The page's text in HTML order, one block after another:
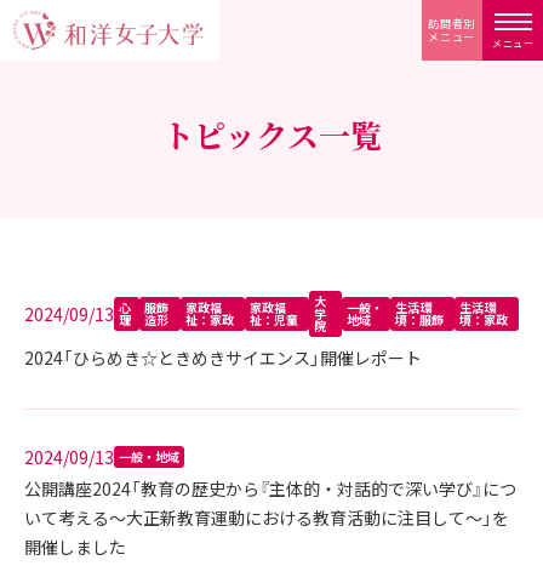
メニュー
訪問者別
メニュー
トピックス一覧
2024/09/13 心
理
服飾
造形
家政福
祉：家政
家政福
祉：児童
大
学
院
一般・
地域
生活環
境：服飾
生活環
境：家政
2024「ひらめき☆ときめきサイエンス」開催レポート
2024/09/13 一般・地域
公開講座2024「教育の歴史から『主体的・対話的で深い学び』につ
いて考える～大正新教育運動における教育活動に注目して～」を
開催しました